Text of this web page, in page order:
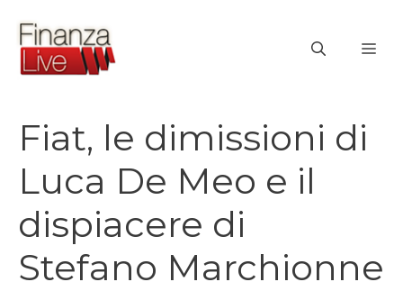
contenuto
Fiat, le dimissioni di
Luca De Meo e il
dispiacere di
Stefano Marchionne